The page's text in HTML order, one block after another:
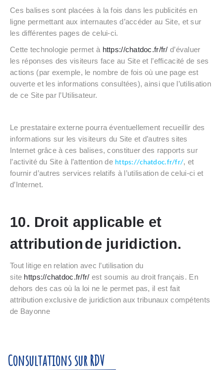
Ces balises sont placées à la fois dans les publicités en
ligne permettant aux internautes d’accéder au Site, et sur
les différentes pages de celui-ci.
Cette technologie permet à https://chatdoc.fr/fr/ d’évaluer
les réponses des visiteurs face au Site et l’efficacité de ses
actions (par exemple, le nombre de fois où une page est
ouverte et les informations consultées), ainsi que l’utilisation
de ce Site par l’Utilisateur.
Le prestataire externe pourra éventuellement recueillir des
informations sur les visiteurs du Site et d’autres sites
Internet grâce à ces balises, constituer des rapports sur
l’activité du Site à l’attention de https://chatdoc.fr/fr/, et
fournir d’autres services relatifs à l’utilisation de celui-ci et
d’Internet.
10. Droit applicable et
attributionde juridiction.
Tout litige en relation avec l’utilisation du
site https://chatdoc.fr/fr/ est soumis au droit français. En
dehors des cas où la loi ne le permet pas, il est fait
attribution exclusive de juridiction aux tribunaux compétents
de Bayonne
Consultations sur RDV